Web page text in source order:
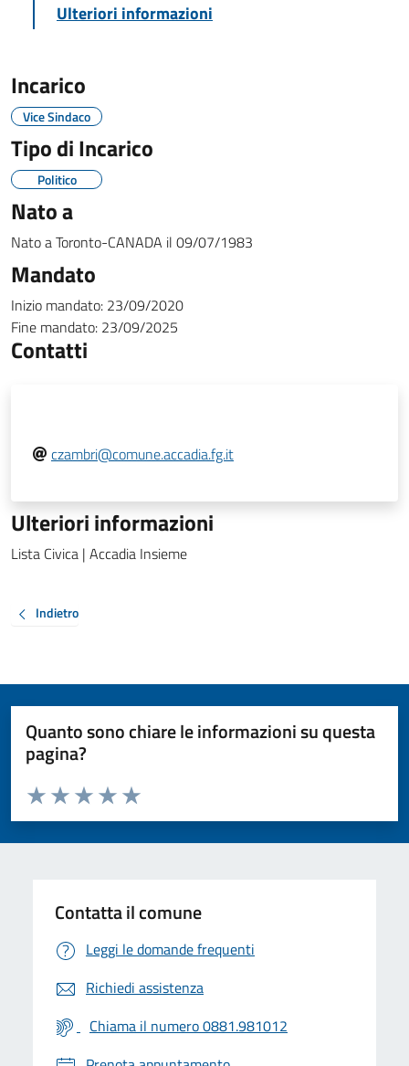
Ulteriori informazioni
Incarico
Vice Sindaco
Tipo di Incarico
Politico
Nato a
Nato aToronto-CANADA il 09/07/1983
Mandato
Inizio mandato: 23/09/2020
Fine mandato: 23/09/2025
Contatti
czambri@comune.accadia.fg.it
Ulteriori informazioni
Lista Civica | Accadia Insieme
Indietro
Quanto sono chiare le informazioni su questa
pagina?
Valuta da 1 a 5 stelle la pagina
Valuta 5 stelle su 5
Valuta 4 stelle su 5
Valuta 3 stelle su 5
Valuta 2 stelle su 5
Valuta 1 stelle su 5
Contatta il comune
Leggi le domande frequenti
Richiedi assistenza
Chiama il numero 0881.981012